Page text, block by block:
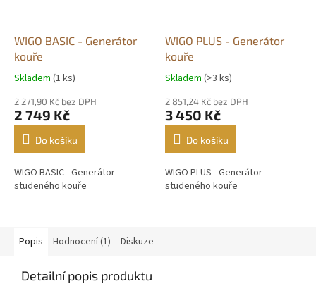
WIGO BASIC - Generátor
kouře
Průměrné
produktu
je
5,0
hvězdiček.
Skladem (1 ks)
2 271,90 Kč bez DPH
2 749 Kč
Do košíku
WIGO BASIC - Generátor
studeného kouře
WIGO PLUS - Generátor
kouře
Průměrné
produktu
je
5,0
hvězdiček.
Skladem (>3 ks)
2 851,24 Kč bez DPH
3 450 Kč
Do košíku
WIGO PLUS - Generátor
studeného kouře
Popis Hodnocení (1) Diskuze
Detailní popis produktu